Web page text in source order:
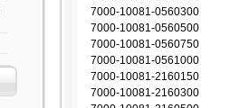
7000-10081-0560300
7000-10081-0560500
7000-10081-0560750
7000-10081-0561000
7000-10081-2160150
7000-10081-2160300